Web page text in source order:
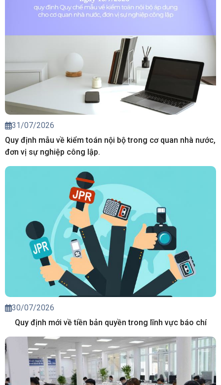
31/07/2026
Quy định mẫu về kiểm toán nội bộ trong cơ quan nhà nước,
đơn vị sự nghiệp công lập.
30/07/2026
Quy định mới về tiền bản quyền trong lĩnh vực báo chí